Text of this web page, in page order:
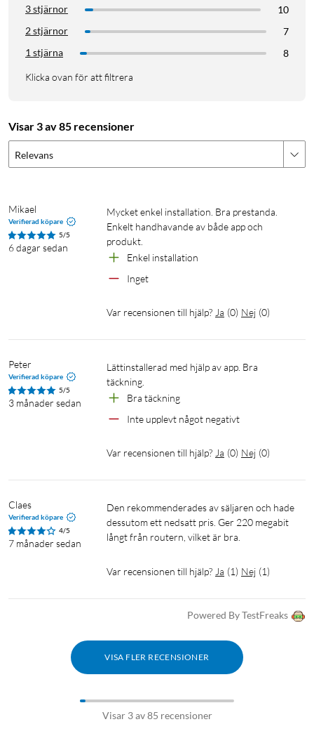
3 stjärnor
10
2 stjärnor
7
1 stjärna
8
Klicka ovan för att filtrera
Visar 3 av 85 recensioner
Relevans
Mikael
Verifierad köpare
5/5
6 dagar sedan
Mycket enkel installation. Bra prestanda.
Enkelt handhavande av både app och
produkt.
Enkel installation
Inget
Var recensionen till hjälp? Ja (0) Nej (0)
Peter
Verifierad köpare
5/5
3 månader sedan
Lättinstallerad med hjälp av app. Bra
täckning.
Bra täckning
Inte upplevt något negativt
Var recensionen till hjälp? Ja (0) Nej (0)
Claes
Verifierad köpare
4/5
7 månader sedan
Den rekommenderades av säljaren och hade
dessutom ett nedsatt pris. Ger 220 megabit
långt från routern, vilket är bra.
Var recensionen till hjälp? Ja (1) Nej (1)
Powered By TestFreaks
VISA FLER RECENSIONER
Visar 3 av 85 recensioner